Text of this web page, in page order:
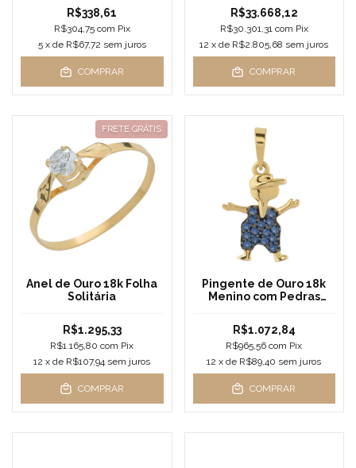
R$338,61
R$304,75 com Pix
5 x de R$67,72 sem juros
COMPRAR
R$33.668,12
R$30.301,31 com Pix
12 x de R$2.805,68 sem juros
COMPRAR
FRETE GRÁTIS
Anel de Ouro 18k Folha
Solitária
R$1.295,33
R$1.165,80com Pix
12 x de R$107,94 sem juros
COMPRAR
Pingente de Ouro 18k
Menino com Pedras
R$1.072,84
R$965,56com Pix
12 x de R$89,40 sem juros
COMPRAR